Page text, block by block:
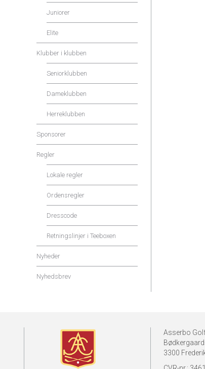
Juniorer
Elite
Klubber i klubben
Seniorklubben
Dameklubben
Herreklubben
Sponsorer
Regler
Lokale regler
Ordensregler
Dresscode
Retningslinjer i Teeboxen
Nyheder
Nyhedsbrev
Asserbo
3300